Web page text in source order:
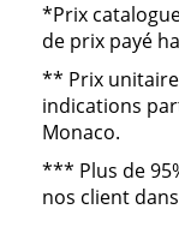
*Prix
de prix payé
** Prix
indications
Monaco.
*** Plus de
nos client